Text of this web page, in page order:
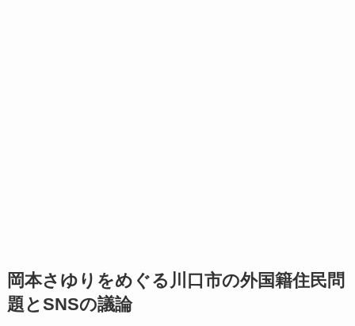
岡本さゆりをめぐる川口市の外国籍住民問
題とSNSの議論